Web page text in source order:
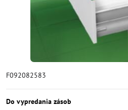
F092082583
Do vypredania zásob